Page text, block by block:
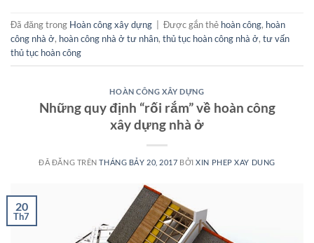
Đã đăng trong Hoàn công xây dựng Được gắn thẻ hoàn công, hoàn
công nhà ở, hoàn công nhà ở tư nhân, thủ tục hoàn công nhà ở, tư vấn
thủ tục hoàn công
HOÀN CÔNG XÂY DỰNG
Những quy định “rối rắm” về hoàn công
xây dựng nhà ở
ĐÃ ĐĂNG TRÊNTHÁNG BẢY 20, 2017 BỞIXIN PHEP XAY DUNG
20
Th7